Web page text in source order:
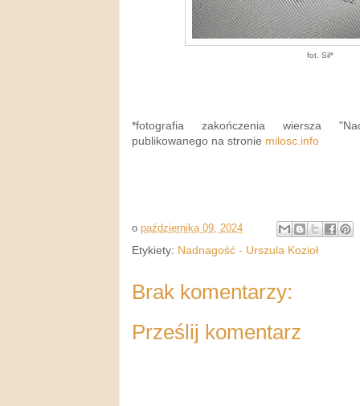
fot. Sil*
*fotografia zakończenia wiersza
publikowanego na stronie milosc.info
o października 09, 2024
Etykiety: Nadnagość - Urszula Kozioł
Brak komentarzy:
Prześlij komentarz